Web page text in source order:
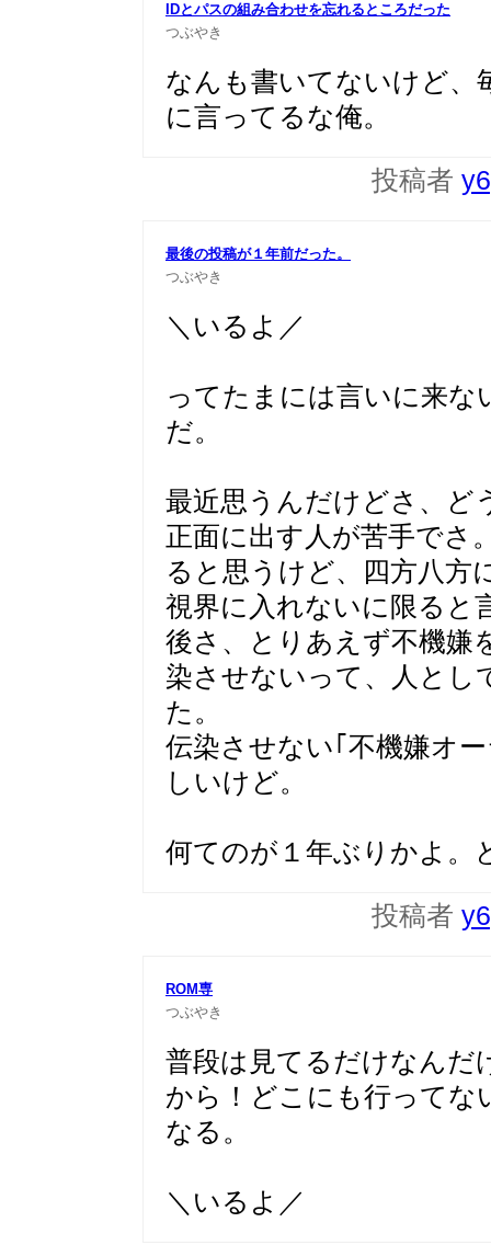
IDとパスの組み合わせを忘れるところだった
つぶやき
なんも書いてないけど、
に言ってるな俺。
投稿者
最後の投稿が１年前だった。
つぶやき
＼いるよ／
ってたまには言いに来
だ。
最近思うんだけどさ、ど
正面に出す人が苦手でさ
ると思うけど、四方八方
視界に入れないに限ると
後さ、とりあえず不機嫌
染させないって、人とし
た。
伝染させない｢不機嫌オ
しいけど。
何てのが１年ぶりかよ。
投稿者
ROM専
つぶやき
普段は見てるだけなんだ
から！どこにも行ってな
なる。
＼いるよ／